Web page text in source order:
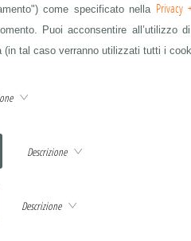
come specificato nella Privacy
Puoi acconsentire all’utilizzo
(in tal caso verranno utilizzati tutti i
Descrizione
Descrizione